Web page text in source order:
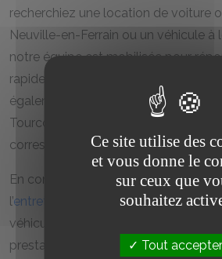
recherchiez une location de voiture
Neuville-en-Ferrain ou un véhicule à
notre équipe est mobilisée pour
rapidement et efficacement. Nos
également aux clients de Linselles,
Tourcoing, avec des solutions sur
correspondent à chaque situation.
En complément de la location, notre
l’entretien et réparation de voiture
véhicule en parfait état. Nous
prestations d’
entretien voitureet d’
Ce site utilise des
et vous donne le
sur ceux que
souhaitez
Tout accepter